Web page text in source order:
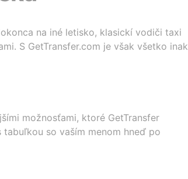
na iné letisko, klasickí vodiči taxi
S GetTransfer.com je však všetko inak
možnosťami, ktoré GetTransfer
so vaším menom hneď po